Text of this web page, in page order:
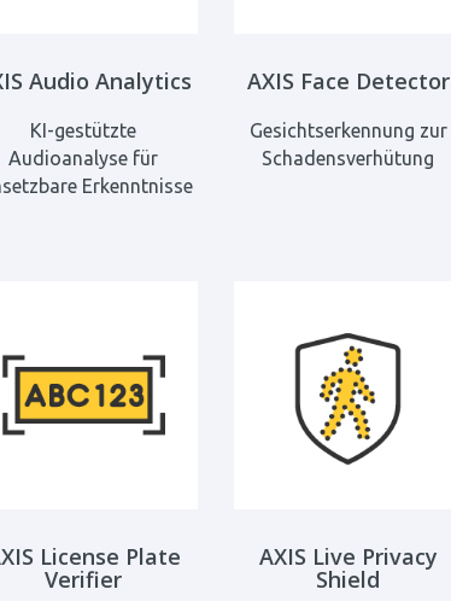
Audio Analytics
KI-gestützte
Audioanalyse für
Erkenntnisse
AXIS Face Detector
Gesichtserkennung zur
Schadensverhütung
License Plate
Verifier
AXIS Live Privacy
Shield